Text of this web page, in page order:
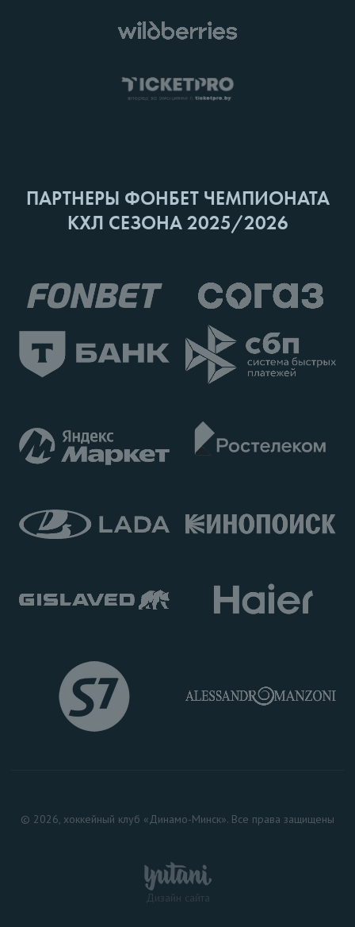
ПАРТНЕРЫ ФОНБЕТ ЧЕМПИОНАТА
КХЛ СЕЗОНА 2025/2026
© 2026, хоккейный клуб «Динамо-Минск». Все права защищены
Дизайн сайта